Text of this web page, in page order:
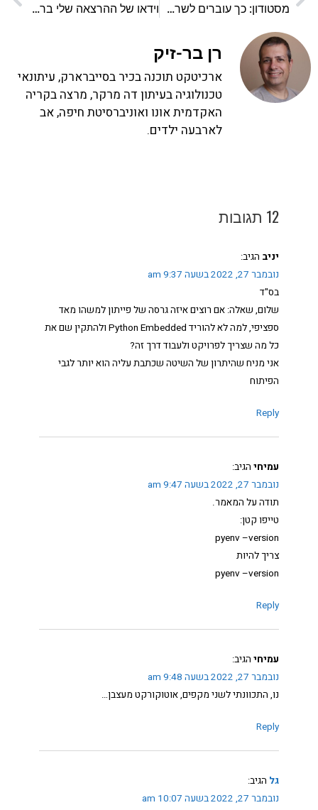
מסטודון: כך עוברים לשרת אחר וידאו של ההרצאה שלי ברברסים על חסימת מכשירים המתקשרים בקרינה אלקטרומגנטית
רן בר-זיק
ארכיטקט תוכנה בכיר בסייברארק, עיתונאי
טכנולוגיה בעיתון דה מרקר, מרצה בקריה
האקדמית אונו ואוניברסיטת חיפה, אב
לארבעה ילדים.
12 תגובות
יניב הגיב:
נובמבר 27, 2022 בשעה 9:37 am
בס"ד
שלום, שאלה: אם רוצים איזה גרסה של פייתון למשהו מאד
ספציפי, למה לא להוריד Python Embedded ולהתקין שם את
כל מה שצריך לפרויקט ולעבוד דרך זה?
אני מניח שהיתרון של השיטה שכתבת עליה הוא יותר לגבי
הפיתוח
Reply
עמיחי הגיב:
נובמבר 27, 2022 בשעה 9:47 am
תודה על המאמר.
טייפו קטן:
pyenv –version
צריך להיות
pyenv –version
Reply
עמיחי הגיב:
נובמבר 27, 2022 בשעה 9:48 am
נו, התכוונתי לשני מקפים, אוטוקורקט מעצבן…
Reply
גל הגיב:
נובמבר 27, 2022 בשעה 10:07 am